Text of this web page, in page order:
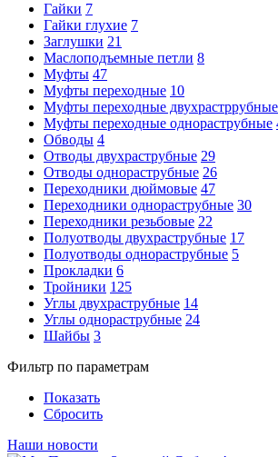
Гайки 7
Гайки глухие 7
Заглушки 21
Маслоподъемные петли 8
Муфты 47
Муфты переходные 10
Муфты переходные двухрастррубные
Муфты переходные однораструбные
Обводы 4
Отводы двухраструбные 29
Отводы однораструбные 26
Переходники дюймовые 47
Переходники однораструбные 30
Переходники резьбовые 22
Полуотводы двухраструбные 17
Полуотводы однораструбные 5
Прокладки 6
Тройники 125
Углы двухраструбные 14
Углы однораструбные 24
Шайбы 3
Фильтр по параметрам
Показать
Сбросить
Наши новости